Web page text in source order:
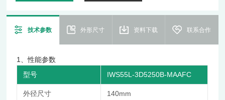
技术参数 外形尺寸 资料下载 联系合作
1、性能参数
型号
IWS55L-3D5250B-MAAFC
外径尺寸 140mm